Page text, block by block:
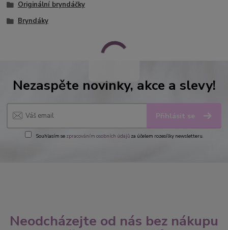
Originální bryndáčky
Bryndáky
Nezaspěte novinky, akce a slevy!
Přihlásit se
Souhlasím se zpracováním osobních údajůza účelem rozesílky newsletteru.
Neodcházejte od nás bez nákupu